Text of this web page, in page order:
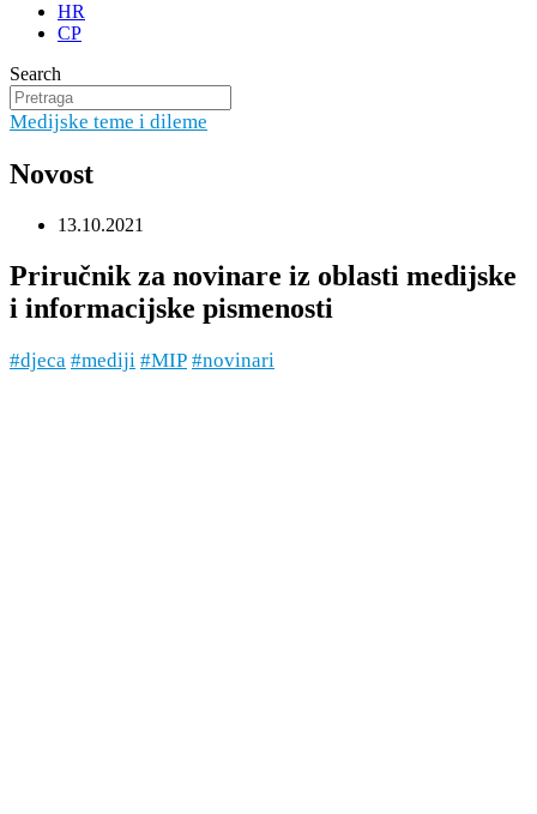
HR
CP
Search
Medijske teme i dileme
Novost
13.10.2021
Priručnik za novinare iz oblasti medijske
i informacijske pismenosti
#djeca #mediji #MIP #novinari